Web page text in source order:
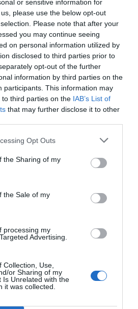
or sensitive information for
please use the below opt-out
Please note that after your
you may continue seeing
on personal information utilized by
disclosed to third parties prior to
opt-out of the further
information by third parties on the
participants. This information may
third parties on the IAB’s List of
that may further disclose it to other
Opt Outs
the Sharing of my
the Sale of my
processing my
Advertising.
Use,
or Sharing of my
Is Unrelated with the
it was collected.